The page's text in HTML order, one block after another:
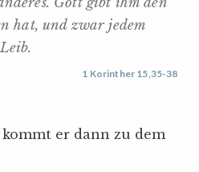
hat, und zwar jedem
1 Korinther 15,35-38
er dann zu dem